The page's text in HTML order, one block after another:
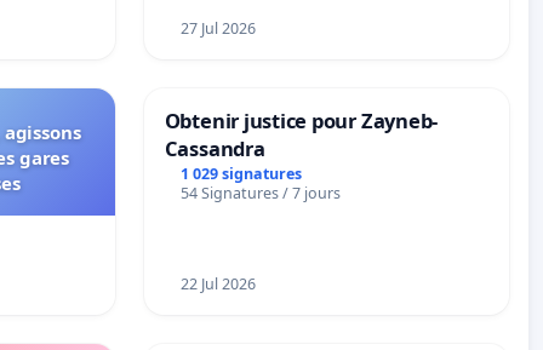
27 Jul 2026
gares
Obtenir justice pour Zayneb-
Cassandra
1 029 signatures
54 Signatures / 7 jours
22 Jul 2026